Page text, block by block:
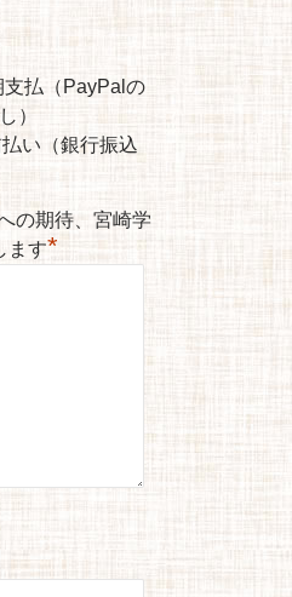
支払（PayPalの
）
い（銀行振込
の期待、宮崎学
ます*